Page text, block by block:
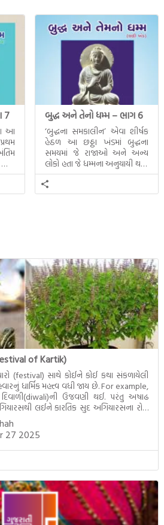
7
આ
તે
બુદ્ધ અને તેનો ધમ્મ – ભાગ 6
‘બુદ્ધના સમકાલીન’ એવા શીર્ષક
હેઠળ આ છઠ્ઠા ખંડમાં બુદ્ધના
સમયમાં જે રાજાઓ અને અન્ય
લોકો હતા જે ધમ્મના અનુયાયી થયા.
તેમનો અને બુદ્ધ વચ્ચે થયેલો
સત્સંગ વીશે જાણકારી મળે છે.
of Kartik)
(festival) સાથે કોઈને કોઈ કથા સંકળાયેલી
ધાર્મિક મહત્ત્વ વધી જાય છે. For example,
દિવાળી(diwali)ની ઉજવણી થઈ. પરંતુ અષાઢ
લઈને કારતિક સુદ અગિયારસના રોજ
વચ્ચે મોટેભાગે યજ્ઞોપવીત સંસ્કાર, લગ્ન,
[…]
27 2025